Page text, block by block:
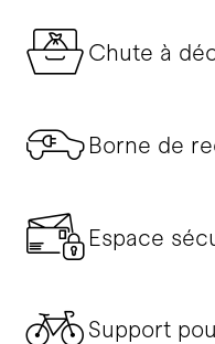
Chute à
Borne de
Espace
Support